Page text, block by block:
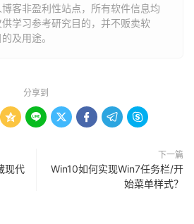
客非盈利性站点，所有软件信息均
学习参考研究目的，并不贩卖软
及用途。
分享到
     
现代
下一篇
Win10如何实现Win7任务栏/开
始菜单样式？